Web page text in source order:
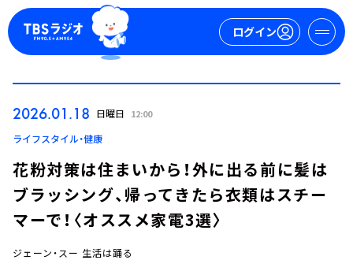
ログイン
ログイン
2026.01.18 日曜日 12:00
ライフスタイル・健康
花粉対策は住まいから！外に出る前に髪は
ブラッシング、帰ってきたら衣類はスチー
マーで！〈オススメ家電3選〉
ジェーン・スー 生活は踊る